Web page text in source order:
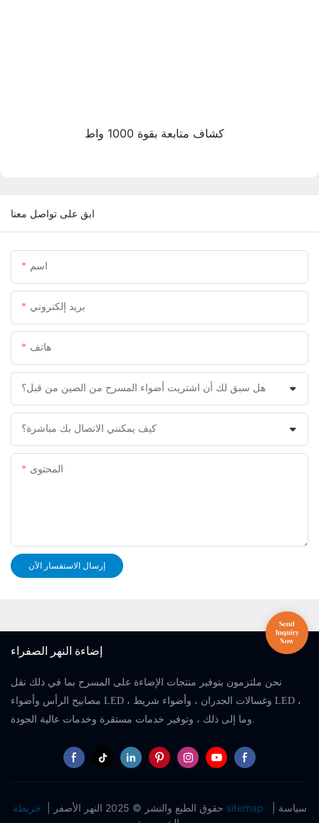
كشاف متابعة بقوة 1000 واط
ابق على تواصل معنا
اسم
بريد إلكتروني
هاتف
هل سبق لك أن اشتريت أضواء المسرح من الصين من قبل؟
كيف يمكنني الاتصال بك مباشرة؟
المحتوى
إرسال الاستفسار الآن
إضاءة النهر الصفراء
نحن ملتزمون بتوفير منتجات الإضاءة على المسرح بما في ذلك نقل
مصابيح الرأس وأضواء LED ، وغسالات الجدران ، وأضواء شريط LED ،
حقوق الطبع والنشر © 2025 النهر الأصفر | خريطة sitemap
سياسة